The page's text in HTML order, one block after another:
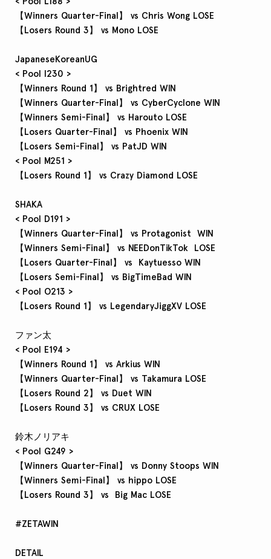
【Winners Quarter-Final】 vs Chris Wong LOSE
【Losers Round 3】 vs Mono LOSE
JapaneseKoreanUG
< Pool I230 >
【Winners Round 1】 vs Brightred WIN
【Winners Quarter-Final】 vs CyberCyclone WIN
【Winners Semi-Final】 vs Harouto LOSE
【Losers Quarter-Final】 vs Phoenix WIN
【Losers Semi-Final】 vs PatJD WIN
< Pool M251 >
【Losers Round 1】 vs Crazy Diamond LOSE
SHAKA
< Pool D191 >
【Winners Quarter-Final】 vs Protagonist WIN
【Winners Semi-Final】 vs NEEDonTikTok LOSE
【Losers Quarter-Final】 vs Kaytuesso WIN
【Losers Semi-Final】 vs BigTimeBad WIN
< Pool O213 >
【Losers Round 1】 vs LegendaryJiggXV LOSE
ファン太
< Pool E194 >
【Winners Round 1】 vs Arkius WIN
【Winners Quarter-Final】 vs Takamura LOSE
【Losers Round 2】 vs Duet WIN
【Losers Round 3】 vs CRUX LOSE
鈴木ノリアキ
< Pool G249 >
【Winners Quarter-Final】 vs Donny Stoops WIN
【Winners Semi-Final】 vs hippo LOSE
【Losers Round 3】 vs Big Mac LOSE
#ZETAWIN
DETAIL